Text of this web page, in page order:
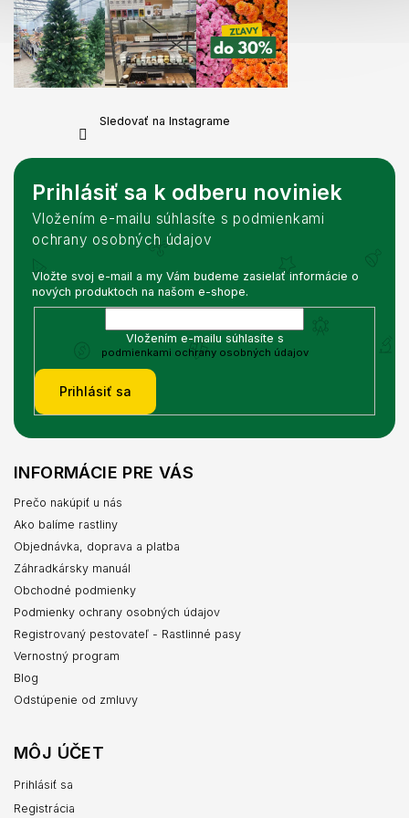
Sledovať na Instagrame
Prihlásiť sa k odberu noviniek
Vložením e-mailu súhlasíte s podmienkami
ochrany osobných údajov
Vložte svoj e-mail a my Vám budeme zasielať informácie o
nových produktoch na našom e-shope.
Vložením e-mailu súhlasíte s
podmienkami ochrany osobných údajov
Prihlásiť sa
INFORMÁCIE PRE VÁS
Prečo nakúpiť u nás
Ako balíme rastliny
Objednávka, doprava a platba
Záhradkársky manuál
Obchodné podmienky
Podmienky ochrany osobných údajov
Registrovaný pestovateľ - Rastlinné pasy
Vernostný program
Blog
Odstúpenie od zmluvy
MÔJ ÚČET
Prihlásiť sa
Registrácia